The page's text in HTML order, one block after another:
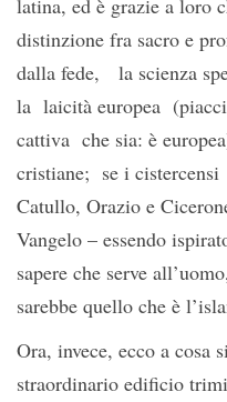
latina, ed è grazie a loro
distinzione fra sacro e
dalla fede, la scienza
la laicità europea
cattiva che sia: è
cristiane; se i
Catullo, Orazio e
Vangelo – essendo
sapere che serve
sarebbe quello che è
Ora, invece, ecco a cosa
straordinario edificio